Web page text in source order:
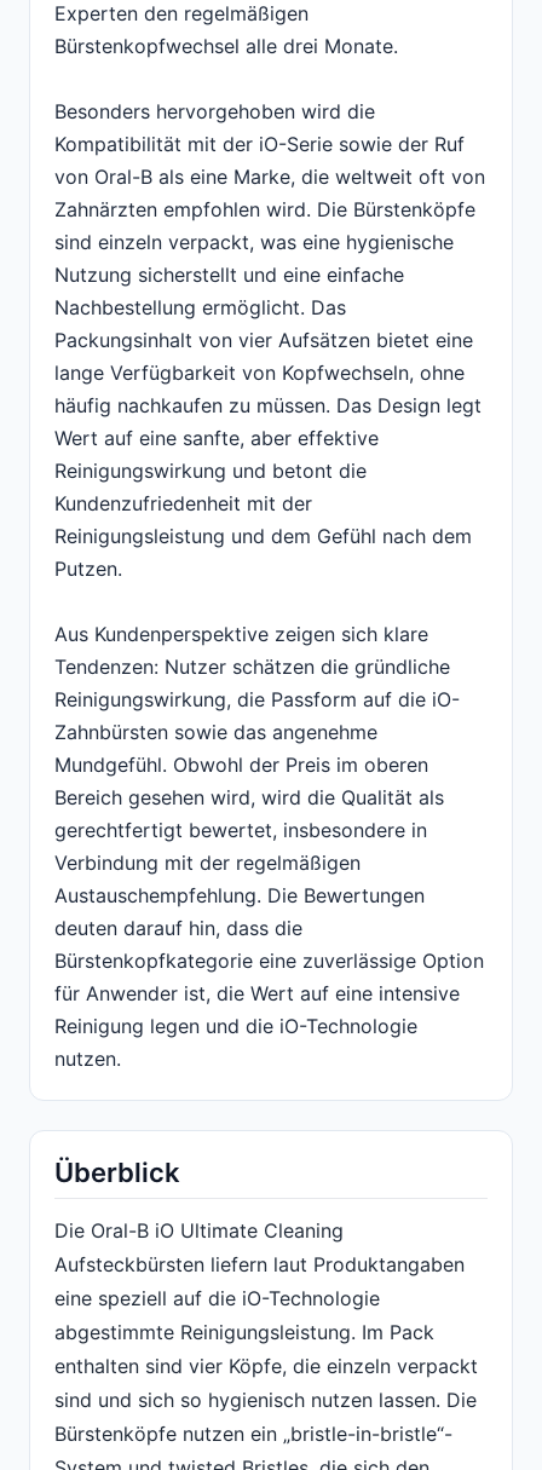
Experten den regelmäßigen
Bürstenkopfwechsel alle drei Monate.
Besonders hervorgehoben wird die
Kompatibilität mit der iO-Serie sowie der Ruf
von Oral-B als eine Marke, die weltweit oft von
Zahnärzten empfohlen wird. Die Bürstenköpfe
sind einzeln verpackt, was eine hygienische
Nutzung sicherstellt und eine einfache
Nachbestellung ermöglicht. Das
Packungsinhalt von vier Aufsätzen bietet eine
lange Verfügbarkeit von Kopfwechseln, ohne
häufig nachkaufen zu müssen. Das Design legt
Wert auf eine sanfte, aber effektive
Reinigungswirkung und betont die
Kundenzufriedenheit mit der
Reinigungsleistung und dem Gefühl nach dem
Putzen.
Aus Kundenperspektive zeigen sich klare
Tendenzen: Nutzer schätzen die gründliche
Reinigungswirkung, die Passform auf die iO-
Zahnbürsten sowie das angenehme
Mundgefühl. Obwohl der Preis im oberen
Bereich gesehen wird, wird die Qualität als
gerechtfertigt bewertet, insbesondere in
Verbindung mit der regelmäßigen
Austauschempfehlung. Die Bewertungen
deuten darauf hin, dass die
Bürstenkopfkategorie eine zuverlässige Option
für Anwender ist, die Wert auf eine intensive
Reinigung legen und die iO-Technologie
nutzen.
Überblick
Die Oral-B iO Ultimate Cleaning
Aufsteckbürsten liefern laut Produktangaben
eine speziell auf die iO-Technologie
abgestimmte Reinigungsleistung. Im Pack
enthalten sind vier Köpfe, die einzeln verpackt
sind und sich so hygienisch nutzen lassen. Die
Bürstenköpfe nutzen ein „bristle-in-bristle“-